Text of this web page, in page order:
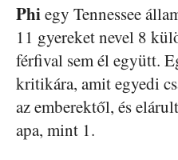
Phiegy Tennessee
11 gyereket nevel 8
férfival sem él együtt.
kritikára, amit egyedi
az emberektől, és
apa, mint 1.